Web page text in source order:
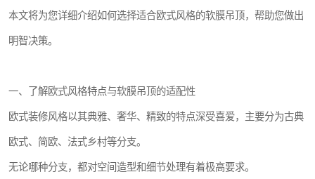
本文将为您详细介绍如何选择适合欧式风格的软膜吊顶，帮助您做出
明智决策。
一、了解欧式风格特点与软膜吊顶的适配性
欧式装修风格以其典雅、奢华、精致的特点深受喜爱，主要分为古典
欧式、简欧、法式乡村等分支。
无论哪种分支，都对空间造型和细节处理有着极高要求。